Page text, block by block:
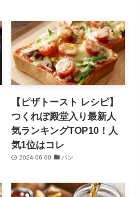
【ピザトースト レシピ】
つくれぽ殿堂入り最新人
気ランキングTOP10！人
気1位はコレ
2024-06-09 パン